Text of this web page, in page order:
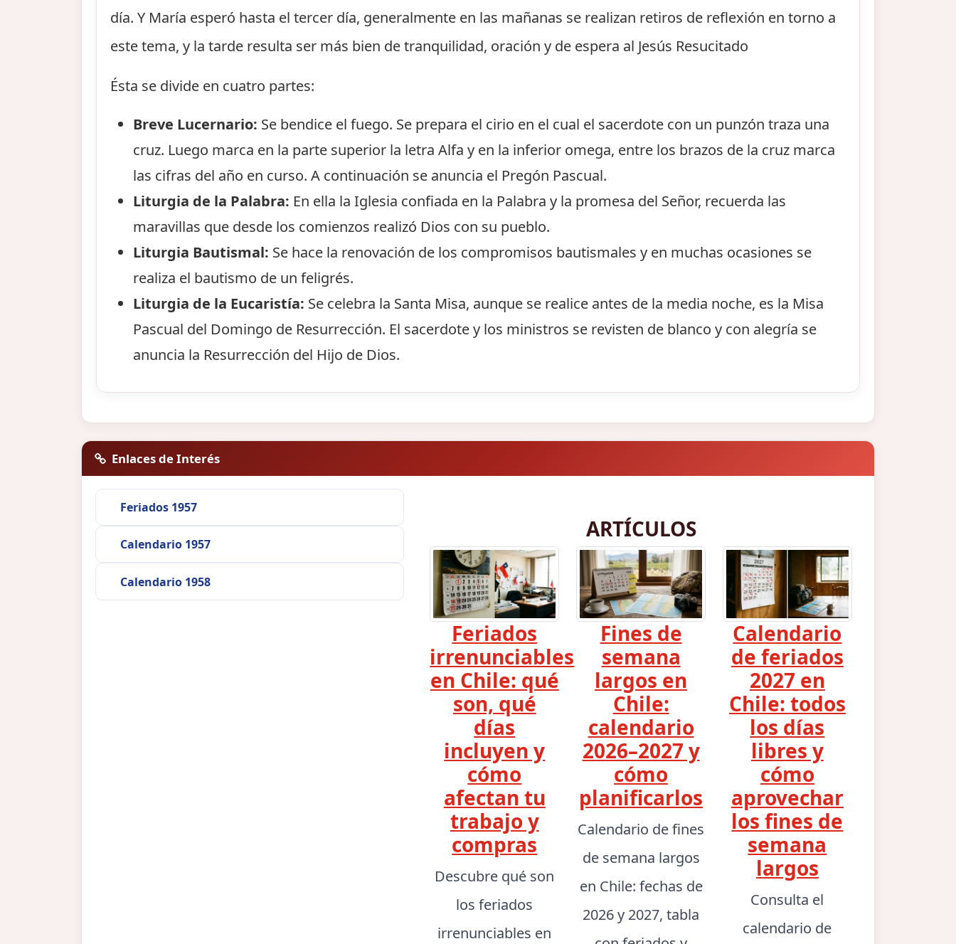
día. Y María esperó hasta el tercer día, generalmente en las mañanas se realizan retiros de reflexión en torno a
este tema, y la tarde resulta ser más bien de tranquilidad, oración y de espera al Jesús Resucitado
Ésta se divide en cuatro partes:
Breve Lucernario: Se bendice el fuego. Se prepara el cirio en el cual el sacerdote con un punzón traza una
cruz. Luego marca en la parte superior la letra Alfa y en la inferior omega, entre los brazos de la cruz marca
las cifras del año en curso. A continuación se anuncia el Pregón Pascual.
Liturgia de la Palabra: En ella la Iglesia confiada en la Palabra y la promesa del Señor, recuerda las
maravillas que desde los comienzos realizó Dios con su pueblo.
Liturgia Bautismal: Se hace la renovación de los compromisos bautismales y en muchas ocasiones se
realiza el bautismo de un feligrés.
Liturgia de la Eucaristía: Se celebra la Santa Misa, aunque se realice antes de la media noche, es la Misa
Pascual del Domingo de Resurrección. El sacerdote y los ministros se revisten de blanco y con alegría se
anuncia la Resurrección del Hijo de Dios.
Enlaces de Interés
Feriados 1957
Calendario 1957
Calendario 1958
ARTÍCULOS
Feriados
irrenunciables
en Chile: qué
son, qué
días
incluyen y
cómo
afectan tu
trabajo y
compras
Descubre qué son
los feriados
irrenunciables en
Fines de
semana
largos en
Chile:
calendario
2026–2027 y
cómo
planificarlos
Calendario de fines
de semana largos
en Chile: fechas de
2026 y 2027, tabla
Calendario
de feriados
2027 en
Chile: todos
los días
libres y
cómo
aprovechar
los fines de
semana
largos
Consulta el
calendario de